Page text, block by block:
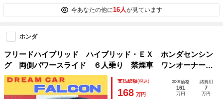
今あなたの他に16人が見ています
ホンダ
フリードハイブリッド ハイブリッド・ＥＸ ホンダセンシン
グ 両側パワースライド ６人乗り 禁煙車 ワンオーナー
ＥＴＣ クルーズコントロール ＬＥＤヘッドライト スマー
トキー Ｂｌｕｅｔｏｏｔｈ ハイブリッド バックカメラ
支払総額(税込)
168 万円
本体価格
161
万円
諸費用
7
万円